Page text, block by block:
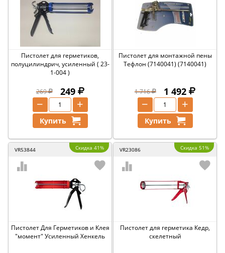
Пистолет для герметиков,
полуцилиндрич, усиленный ( 23-
1-004 )
269 249
+
−
Купить
Пистолет для монтажной пены
Тефлон (7140041) (7140041)
1 716 1 492
+
−
Купить
VR53844 Скидка 41%
Пистолет Для Герметиков и Клея
"момент" Усиленный Хенкель
VR23086 Скидка 51%
Пистолет для герметика Кедр,
скелетный